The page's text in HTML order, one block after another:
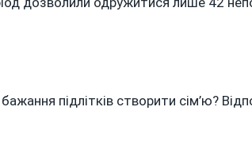
підлітків створити сім’ю?